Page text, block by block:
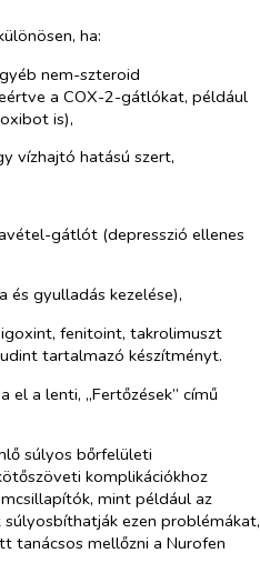
ha:
nem-szteroid
a COX-2-gátlókat, például
is),
vízhajtó hatású szert,
gátlót (depresszió ellenes
gyulladás kezelése),
fenitoint, takrolimuszt
tartalmazó készítményt.
el a lenti, „Fertőzések” című
súlyos bőrfelületi
komplikációkhoz
mint például az
ezen problémákat,
tanácsos mellőzni a Nurofen